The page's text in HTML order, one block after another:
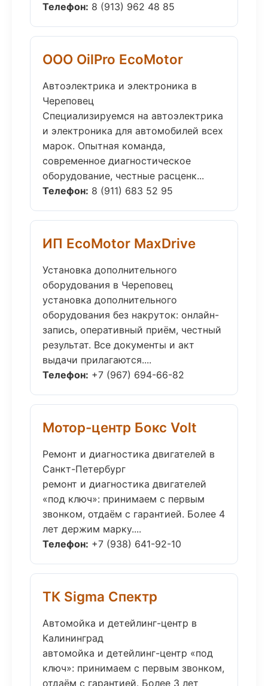
Телефон: 8 (913) 962 48 85
ООО OilPro EcoMotor
Автоэлектрика и электроника в
Череповец
Специализируемся на автоэлектрика
и электроника для автомобилей всех
марок. Опытная команда,
современное диагностическое
оборудование, честные расценк...
Телефон: 8 (911) 683 52 95
ИП EcoMotor MaxDrive
Установка дополнительного
оборудования в Череповец
установка дополнительного
оборудования без накруток: онлайн-
запись, оперативный приём, честный
результат. Все документы и акт
выдачи прилагаются....
Телефон: +7 (967) 694-66-82
Мотор-центр Бокс Volt
Ремонт и диагностика двигателей в
Санкт-Петербург
ремонт и диагностика двигателей
«под ключ»: принимаем с первым
звонком, отдаём с гарантией. Более 4
лет держим марку....
Телефон: +7 (938) 641-92-10
ТК Sigma Спектр
Автомойка и детейлинг-центр в
Калининград
автомойка и детейлинг-центр «под
ключ»: принимаем с первым звонком,
отдаём с гарантией. Более 3 лет